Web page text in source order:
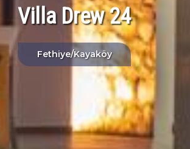
Villa Drew 24
Fethiye/Kayaköy